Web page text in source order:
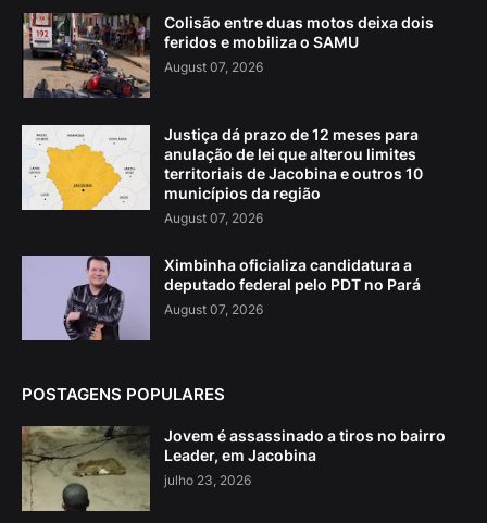
Colisão entre duas motos deixa dois
feridos e mobiliza o SAMU
August 07, 2026
Justiça dá prazo de 12 meses para
anulação de lei que alterou limites
territoriais de Jacobina e outros 10
municípios da região
August 07, 2026
Ximbinha oficializa candidatura a
deputado federal pelo PDT no Pará
August 07, 2026
POSTAGENS POPULARES
Jovem é assassinado a tiros no bairro
Leader, em Jacobina
julho 23, 2026